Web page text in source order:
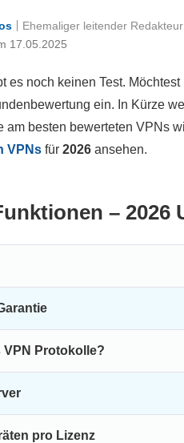
17.05.2025
Ehemaliger leitender Redakteur
es noch keinen Test.
ein. In Kürze
am besten bewerteten VPNs
VPNs für 2026 ansehen.
– 2026
Protokolle?
pro Lizenz